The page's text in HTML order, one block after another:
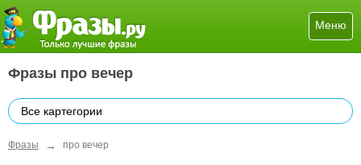
Меню
Фразы про вечер
Все картегории
Фразы → про вечер